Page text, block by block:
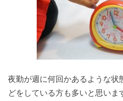
夜勤が週に何回かあるような状
どをしている方も多いと思いま